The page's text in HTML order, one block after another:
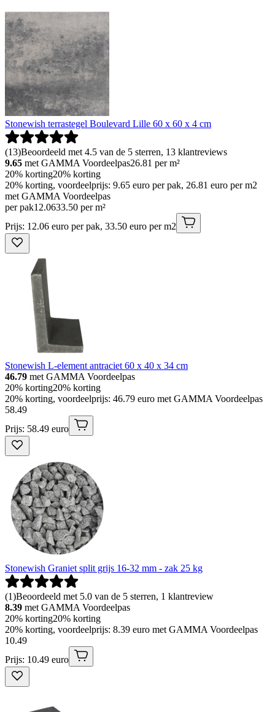
Stonewish terrastegel Boulevard Lille 60 x 60 x 4 cm
(13)Beoordeeld met 4.5 van de 5 sterren, 13 klantreviews
9.65 met GAMMA Voordeelpas26.81 per m²
20% korting20% korting
20% korting, voordeelprijs: 9.65 euro per pak, 26.81 euro per m2
met GAMMA Voordeelpas
per pak12.0633.50 per m²
Prijs: 12.06 euro per pak, 33.50 euro per m2
Stonewish L-element antraciet 60 x 40 x 34 cm
46.79 met GAMMA Voordeelpas
20% korting20% korting
20% korting, voordeelprijs: 46.79 euro met GAMMA Voordeelpas
58.49
Prijs: 58.49 euro
Stonewish Graniet split grijs 16-32 mm - zak 25 kg
(1)Beoordeeld met 5.0 van de 5 sterren, 1 klantreview
8.39 met GAMMA Voordeelpas
20% korting20% korting
20% korting, voordeelprijs: 8.39 euro met GAMMA Voordeelpas
10.49
Prijs: 10.49 euro